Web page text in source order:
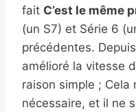
fait C’est le même
(un S7) et Série 6
précédentes.
amélioré la vitesse
raison simple ; Cela
nécessaire, et il ne